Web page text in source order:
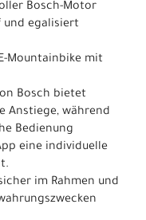
Bosch-Motor
und egalisiert
Mountainbike mit
Bosch bietet
Anstiege, während
Bedienung
eine individuelle
im Rahmen und